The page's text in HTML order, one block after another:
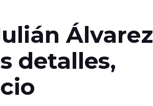
Álvarez
detalles,